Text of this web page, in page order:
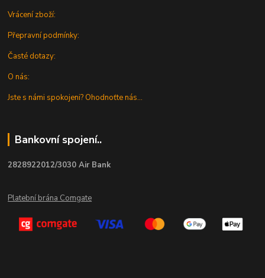
Vrácení zboží:
Přepravní podmínky:
Časté dotazy:
O nás:
Jste s námi spokojeni? Ohodnoťte nás...
Bankovní spojení..
2828922012/3030 Air Bank
Platební brána Comgate